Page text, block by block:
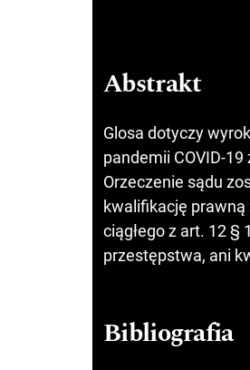
Abstrakt
Glosa dotyczy
pandemii COVID-
Orzeczenie sądu
kwalifikację
ciągłego z art. 12 §
przestępstwa, ani
Bibliografia